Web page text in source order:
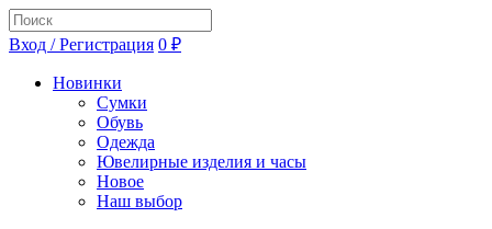
Вход / Регистрация 0 ₽
Новинки
Сумки
Обувь
Одежда
Ювелирные изделия и часы
Новое
Наш выбор